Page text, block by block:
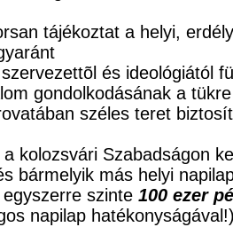
tájékoztat a helyi,
és ideológiától
gondolkodásának a tükre
széles teret
a kolozsvári Szabadságon
bármelyik más helyi
szinte 100 ezer
napilap